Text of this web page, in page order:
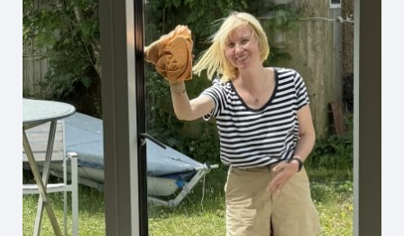
Ein Glanzstück dank Euch – herzlichen Dank
für Euren Einsatz!